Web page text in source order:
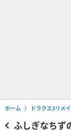
ホーム ドラクエ3リメ
ふしぎなちず